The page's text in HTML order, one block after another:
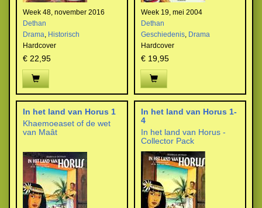
Week 48, november 2016
Dethan
Drama, Historisch
Hardcover
€ 22,95
Week 19, mei 2004
Dethan
Geschiedenis, Drama
Hardcover
€ 19,95
In het land van Horus 1
Khaemoeaset of de wet
van Maât
In het land van Horus 1-
4
In het land van Horus -
Collector Pack